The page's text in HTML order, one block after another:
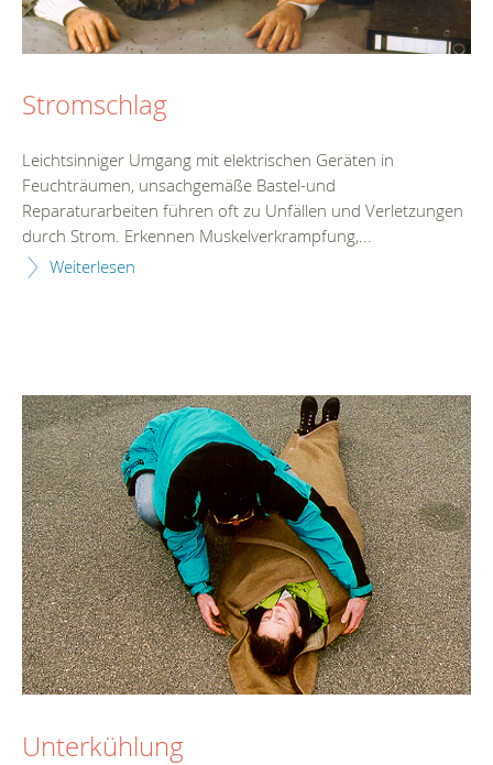
Stromschlag
Leichtsinniger Umgang mit elektrischen Geräten in
Feuchträumen, unsachgemäße Bastel-und
Reparaturarbeiten führen oft zu Unfällen und Verletzungen
durch Strom. Erkennen Muskelverkrampfung,...
Weiterlesen
Unterkühlung